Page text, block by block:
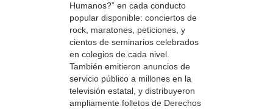
Humanos?” en cada conducto
popular disponible: conciertos de
rock, maratones, peticiones, y
cientos de seminarios celebrados
en colegios de cada nivel.
También emitieron anuncios de
servicio público a millones en la
televisión estatal, y distribuyeron
ampliamente folletos de Derechos